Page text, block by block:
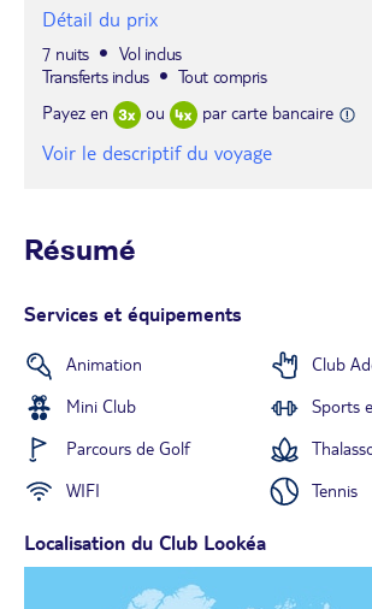
Détail du prix
7 nuits
Vol inclus
Transferts inclus
Tout compris
Payez en
ou par carte bancaire
Voir le descriptif du voyage
Résumé
Services et équipements
Animation
Club
Mini Club
Sports
Parcours de Golf
WIFI
Tennis
Localisation du Club Lookéa